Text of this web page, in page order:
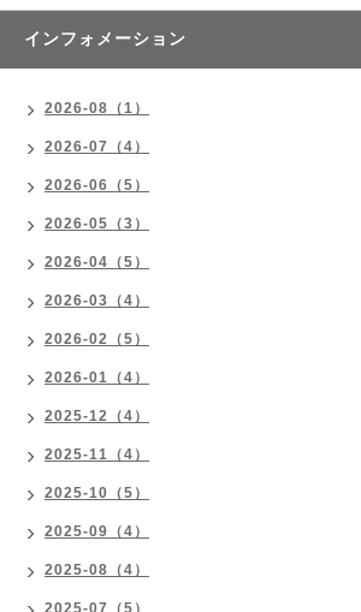
インフォメーション
2026-08（1）
2026-07（4）
2026-06（5）
2026-05（3）
2026-04（5）
2026-03（4）
2026-02（5）
2026-01（4）
2025-12（4）
2025-11（4）
2025-10（5）
2025-09（4）
2025-08（4）
2025-07（5）